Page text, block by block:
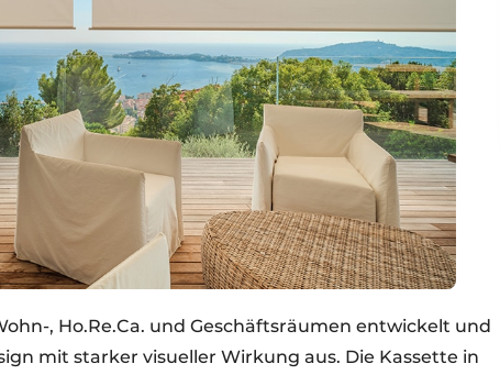
, Ho.Re.Ca. und Geschäftsräumen entwickelt und
mit starker visueller Wirkung aus. Die Kassette in